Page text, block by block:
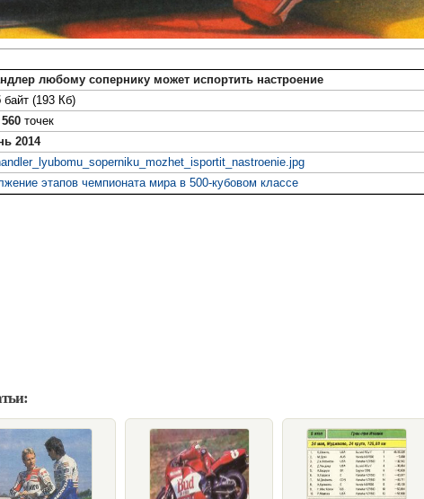
любому сопернику может испортить настроение
байт (193 Кб)
точек
2014
этапов чемпионата мира в 500-кубовом классе